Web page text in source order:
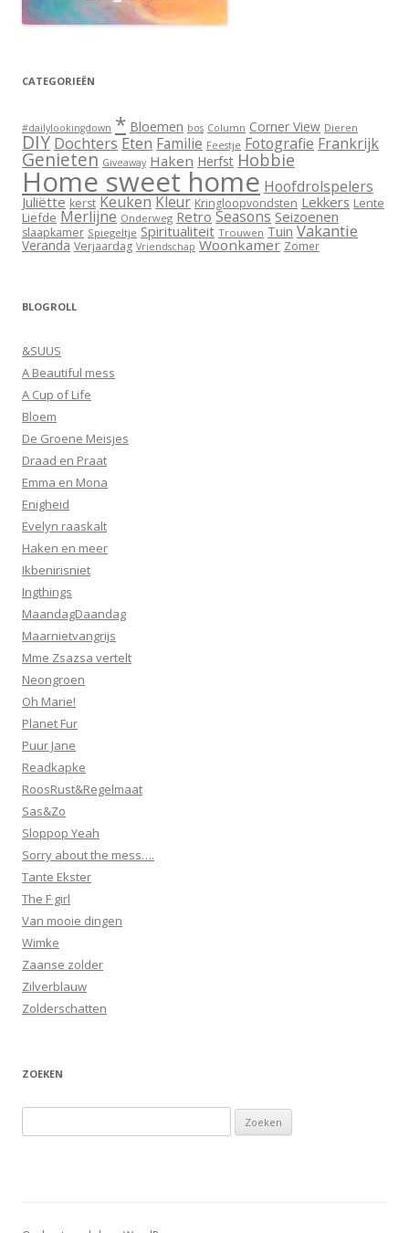
CATEGORIEËN
#dailylookingdown * Bloemen bos Column Corner View Dieren
DIY Dochters Eten Familie Feestje Fotografie Frankrijk
Genieten Giveaway Haken Herfst Hobbie
Home sweet home Hoofdrolspelers
Juliëtte kerst KeukenKleur Kringloopvondsten Lekkers Lente
Liefde Merlijne Onderweg Retro Seasons Seizoenen
slaapkamer Spiegeltje Spiritualiteit Trouwen Tuin Vakantie
Veranda Verjaardag Vriendschap Woonkamer Zomer
BLOGROLL
&SUUS
A Beautiful mess
A Cup of Life
Bloem
De Groene Meisjes
Draad en Praat
Emma en Mona
Enigheid
Evelyn raaskalt
Haken en meer
Ikbenirisniet
Ingthings
MaandagDaandag
Maarnietvangrijs
Mme Zsazsa vertelt
Neongroen
Oh Marie!
Planet Fur
Puur Jane
Readkapke
RoosRust&Regelmaat
Sas&Zo
Sloppop Yeah
Sorry about the mess….
Tante Ekster
The F girl
Van mooie dingen
Wimke
Zaanse zolder
Zilverblauw
Zolderschatten
ZOEKEN
naar: